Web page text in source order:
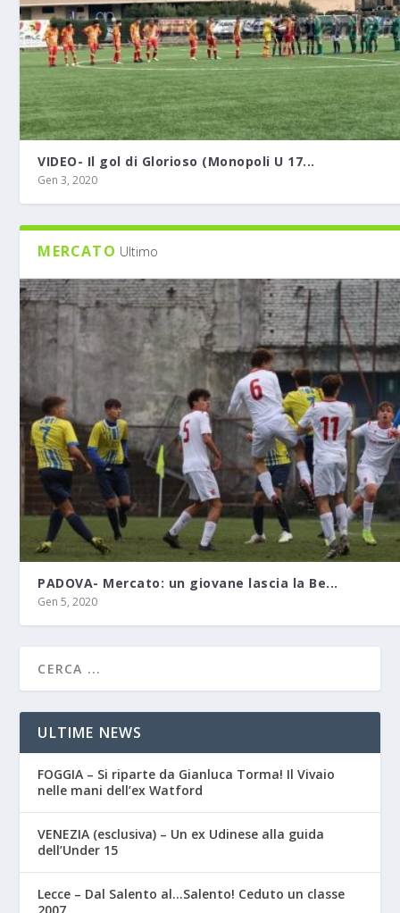
VIDEO- Il gol di Glorioso (Monopoli U 17...
Gen 3, 2020
MERCATO Ultimo
PADOVA- Mercato: un giovane lascia la Be...
Gen 5, 2020
ULTIME NEWS
FOGGIA – Si riparte da Gianluca Torma! Il Vivaio
nelle mani dell’ex Watford
VENEZIA (esclusiva) – Un ex Udinese alla guida
dell’Under 15
Lecce – Dal Salento al…Salento! Ceduto un classe